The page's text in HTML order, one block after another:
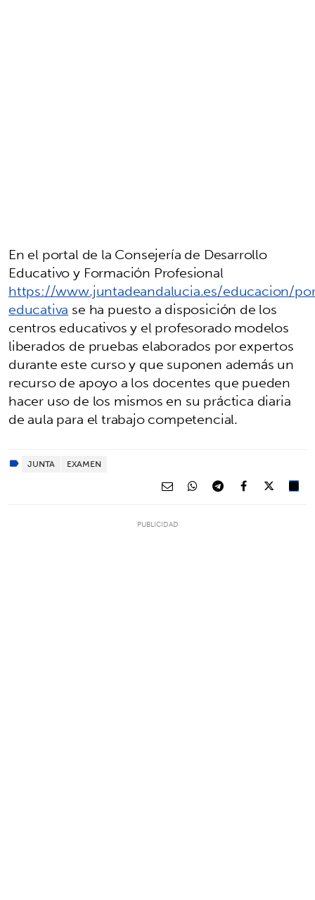
En el portal de la Consejería de Desarrollo
Educativo y Formación Profesional
https://www.juntadeandalucia.es/educacion/
educativase ha puesto a disposición de los
centros educativos y el profesorado modelos
liberados de pruebas elaborados por expertos
durante este curso y que suponen además un
recurso de apoyo a los docentes que pueden
hacer uso de los mismos en su práctica diaria
de aula para el trabajo competencial.
JUNTA EXAMEN